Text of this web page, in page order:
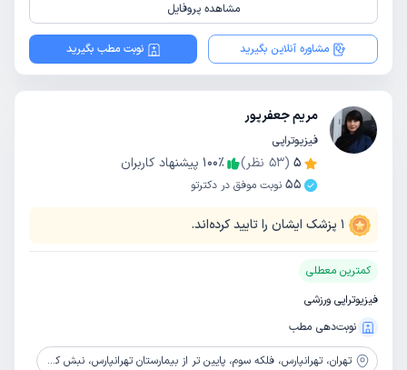
مشاهده پروفایل
مشاوره آنلاین بگیرید نوبت مطب بگیرید
مریم جعفرپور
فیزیوتراپی
5
(
53 نظر) 100٪
پیشنهاد کاربران
55 نوبت موفق در دکترتو
1 پزشک ایشان را تایید کرده‌اند.
کمترین معطلی
فیزیوتراپی ورزشی
نوبت‌دهی مطب
تهران،تهرانپارس، فلکه سوم، پایین تر از بیمارستان تهرانپارس، نبش کوچه علیدوستی (190 غربی)، پلاک 326، طبقه 3، واحد 5، فیزیوتراپی ویرا